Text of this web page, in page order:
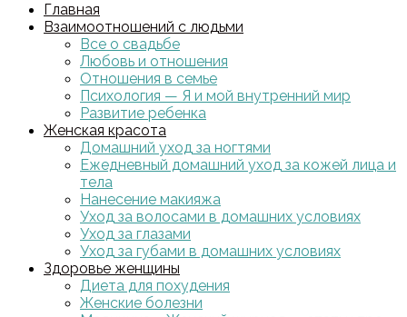
Главная
Взаимоотношений с людьми
Все о свадьбе
Любовь и отношения
Отношения в семье
Психология — Я и мой внутренний мир
Развитие ребенка
Женская красота
Домашний уход за ногтями
Ежедневный домашний уход за кожей лица и
тела
Нанесение макияжа
Уход за волосами в домашних условиях
Уход за глазами
Уход за губами в домашних условиях
Здоровье женщины
Диета для похудения
Женские болезни